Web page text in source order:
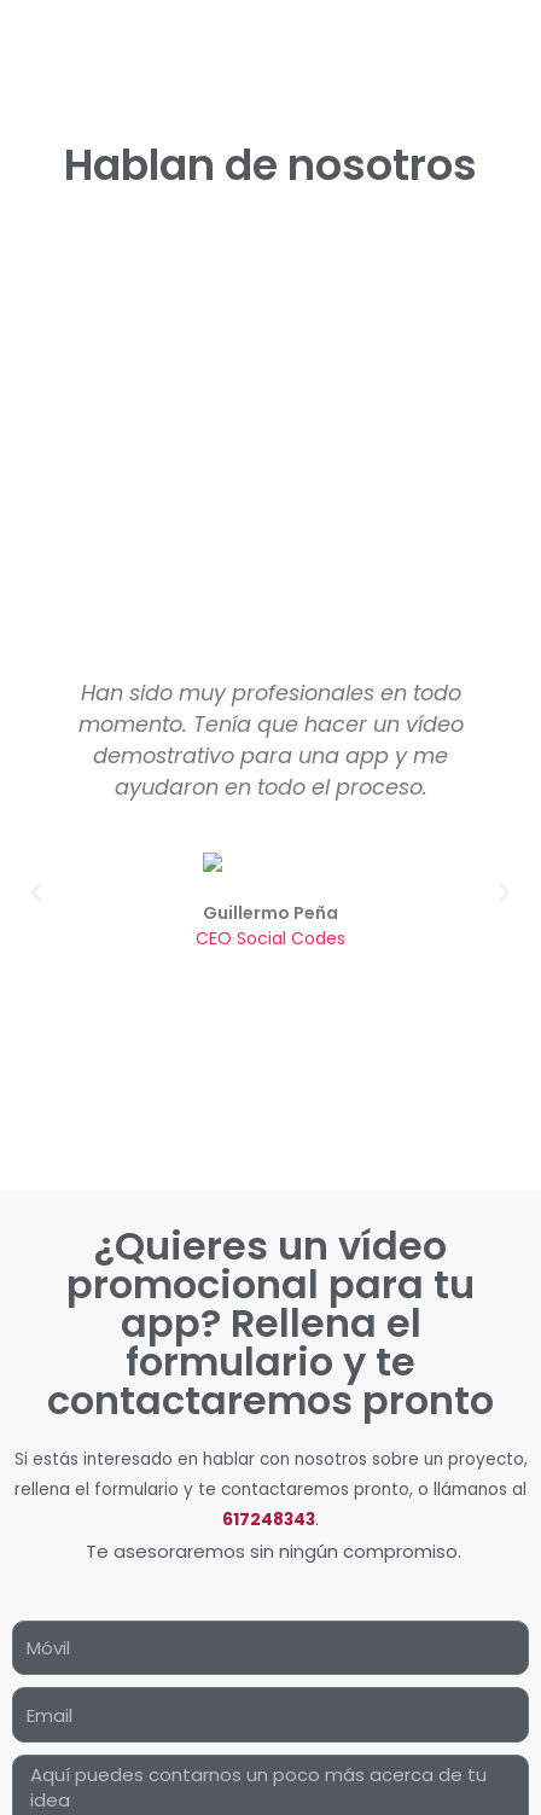
Hablan de nosotros
Han sido muy profesionales en todo
momento. Tenía que hacer un vídeo
demostrativo para una app y me
ayudaron en todo el proceso.
Guillermo Peña
CEO Social Codes
¿Quieres un vídeo
promocional para tu
app? Rellena el
formulario y te
contactaremos pronto
Si estás interesado en hablar con nosotros sobre un proyecto,
rellena el formulario y te contactaremos pronto, o llámanos al
617248343.
Te asesoraremos sin ningún compromiso.